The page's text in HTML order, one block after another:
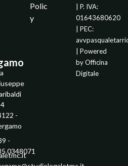
-
-
Polic
y
| P. IVA:
01643680620
| PEC:
| Powered
byOfficina
Digitale